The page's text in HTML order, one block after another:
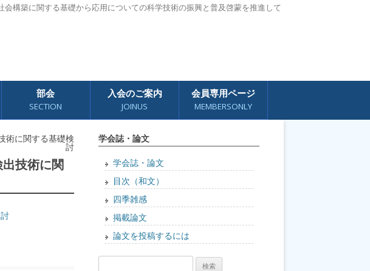
構築に関する基礎から応用についての科学技術の振興と普及啓蒙を推進して
部会
SECTION
入会のご案内
JOINUS
会員専用ページ
MEMBERSONLY
術に関する基礎検
討
技術に関
学会誌・論文
学会誌・論文
目次（和文）
四季雑感
掲載論文
論文を投稿するには